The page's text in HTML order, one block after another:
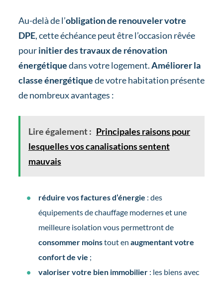
Au-delà de l’obligation de renouveler votre
DPE, cette échéance peut être l’occasion rêvée
pourinitier des travaux de rénovation
énergétiquedans votre logement.Améliorer la
classe énergétiquede votre habitation présente
de nombreux avantages :
Lire également : Principales raisons pour
lesquelles vos canalisations sentent
mauvais
réduire vos factures d’énergie : des
équipements de chauffage modernes et une
meilleure isolation vous permettront de
consommer moinstout en augmentant votre
confort de vie ;
valoriser votre bien immobilier: les biens avec